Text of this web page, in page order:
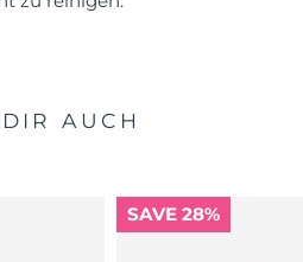
AUCH
SAVE 28%